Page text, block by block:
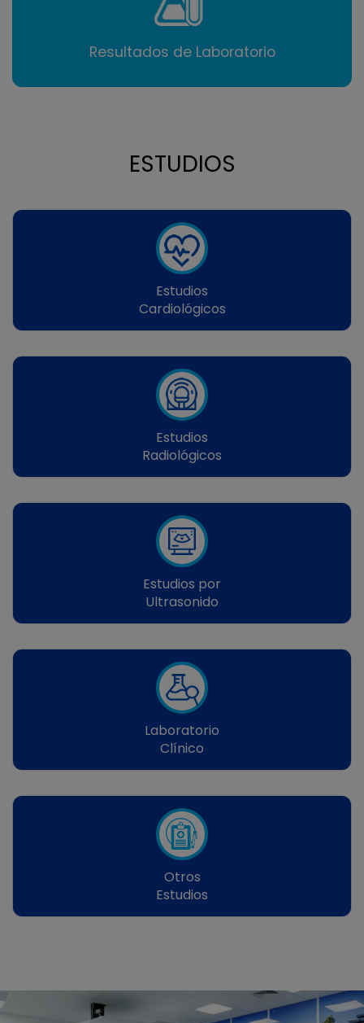
Resultados de Laboratorio
ESTUDIOS
Estudios
Cardiológicos
Estudios
Radiológicos
Estudios por
Ultrasonido
Laboratorio
Clínico
Otros
Estudios